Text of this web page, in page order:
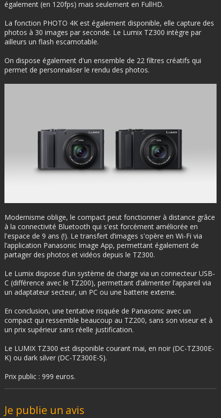
également (en 120fps) mais seulement en FullHD.
La fonction PHOTO 4K est également disponible, elle capture des
photos à 30 images par seconde. Le Lumix TZ300 intègre par
ailleurs un flash escamotable.
On dispose également d'un ensemble de 22 filtres créatifs qui
permet de personnaliser le rendu des photos.
Modernisme oblige, le compact peut fonctionner à distance grâce
à la connectivité Bluetooth qui s'est forcément améliorée en
l'espace de 9 ans (!). Le transfert d’images s'opère en Wi-Fi via
l’application Panasonic Image App, permettant également de
partager des photos et vidéos depuis le TZ300.
Le Lumix dispose d'un système de charge via un connecteur USB-
C (différence avec le TZ200), permettant d’alimenter l’appareil via
un adaptateur secteur, un PC ou une batterie externe.
En conclusion, une tentative risquée de Panasonic avec un
compact qui ressemble beaucoup au TZ200, sans son viseur et à
un prix supérieur sans réelle justification.
Le LUMIX TZ300 est disponible courant mai, en noir (DC-TZ300E-
K) ou dark silver (DC-TZ300E-S).
Prix public : 999 euros.
Je publie un avis